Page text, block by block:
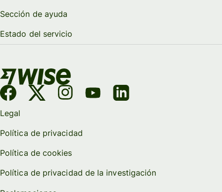
Sección de ayuda
Estado del servicio
Legal
Política de privacidad
Política de cookies
Política de privacidad de la investigación